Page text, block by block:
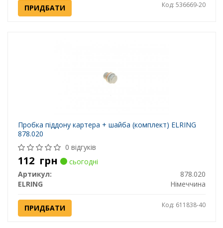
ПРИДБАТИ Код: 536669-20
Пробка піддону картера + шайба (комплект) ELRING
878.020
0 відгуків
112 грн
сьогодні
Артикул:
878.020
ELRING
Німеччина
ПРИДБАТИ Код: 611838-40